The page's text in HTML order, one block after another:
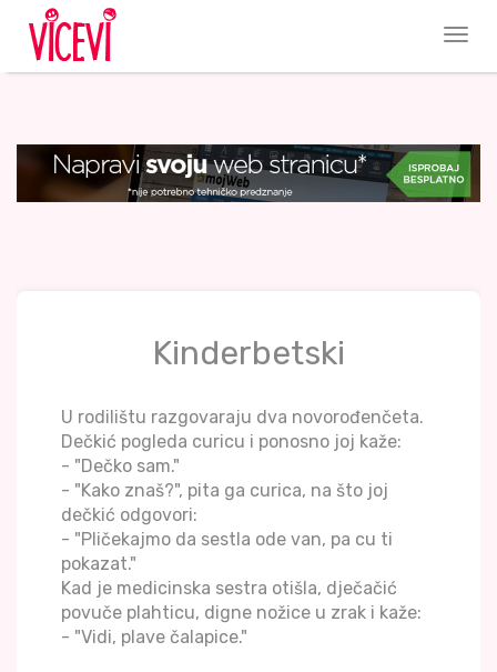
Kinderbetski
U rodilištu razgovaraju dva novorođenčeta.
Dečkić pogleda curicu i ponosno joj kaže:
- "Dečko sam."
- "Kako znaš?", pita ga curica, na što joj
dečkić odgovori:
- "Pličekajmo da sestla ode van, pa cu ti
pokazat."
Kad je medicinska sestra otišla, dječačić
povuče plahticu, digne nožice u zrak i kaže:
- "Vidi, plave čalapice."